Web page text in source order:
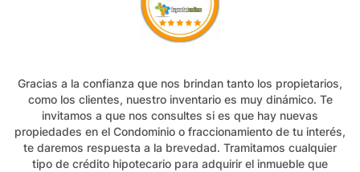
Gracias a la confianza que nos brindan tanto los propietarios,
como los clientes, nuestro inventario es muy dinámico. Te
invitamos a que nos consultes si es que hay nuevas
propiedades en el Condominio o fraccionamiento de tu interés,
te daremos respuesta a la brevedad. Tramitamos cualquier
tipo de crédito hipotecario para adquirir el inmueble que